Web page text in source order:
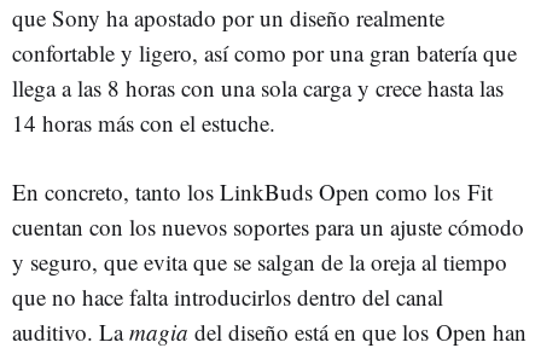
que Sony ha apostado por un diseño realmente
confortable y ligero, así como por una gran batería que
llega a las 8 horas con una sola carga y crece hasta las
14 horas más con el estuche.
En concreto, tanto los LinkBuds Open como los Fit
cuentan con los nuevos soportes para un ajuste cómodo
y seguro, que evita que se salgan de la oreja al tiempo
que no hace falta introducirlos dentro del canal
auditivo. Lamagia del diseño está en que los Open han